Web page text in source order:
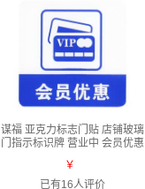
谋福 亚克力标志门贴 店铺玻璃
门指示标识牌 营业中 会员优惠
￥
已有16人评价